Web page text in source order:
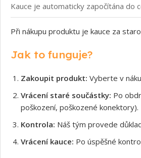
Kauce je automaticky započítána do
Při nákupu produktu je kauce za
Jak to funguje?
Zakoupit produkt: Vyberte v
Vrácení staré součástky: Po
poškození, poškozené konektory).
Kontrola: Náš tým provede
Vrácení kauce: Po úspěšné